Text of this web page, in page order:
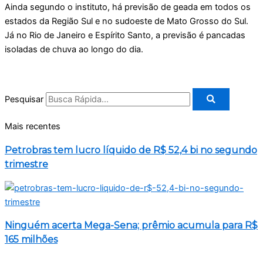
Ainda segundo o instituto, há previsão de geada em todos os
estados da Região Sul e no sudoeste de Mato Grosso do Sul.
Já no Rio de Janeiro e Espírito Santo, a previsão é pancadas
isoladas de chuva ao longo do dia.
Pesquisar
Mais recentes
Petrobras tem lucro líquido de R$ 52,4 bi no segundo
trimestre
Ninguém acerta Mega-Sena; prêmio acumula para R$
165 milhões